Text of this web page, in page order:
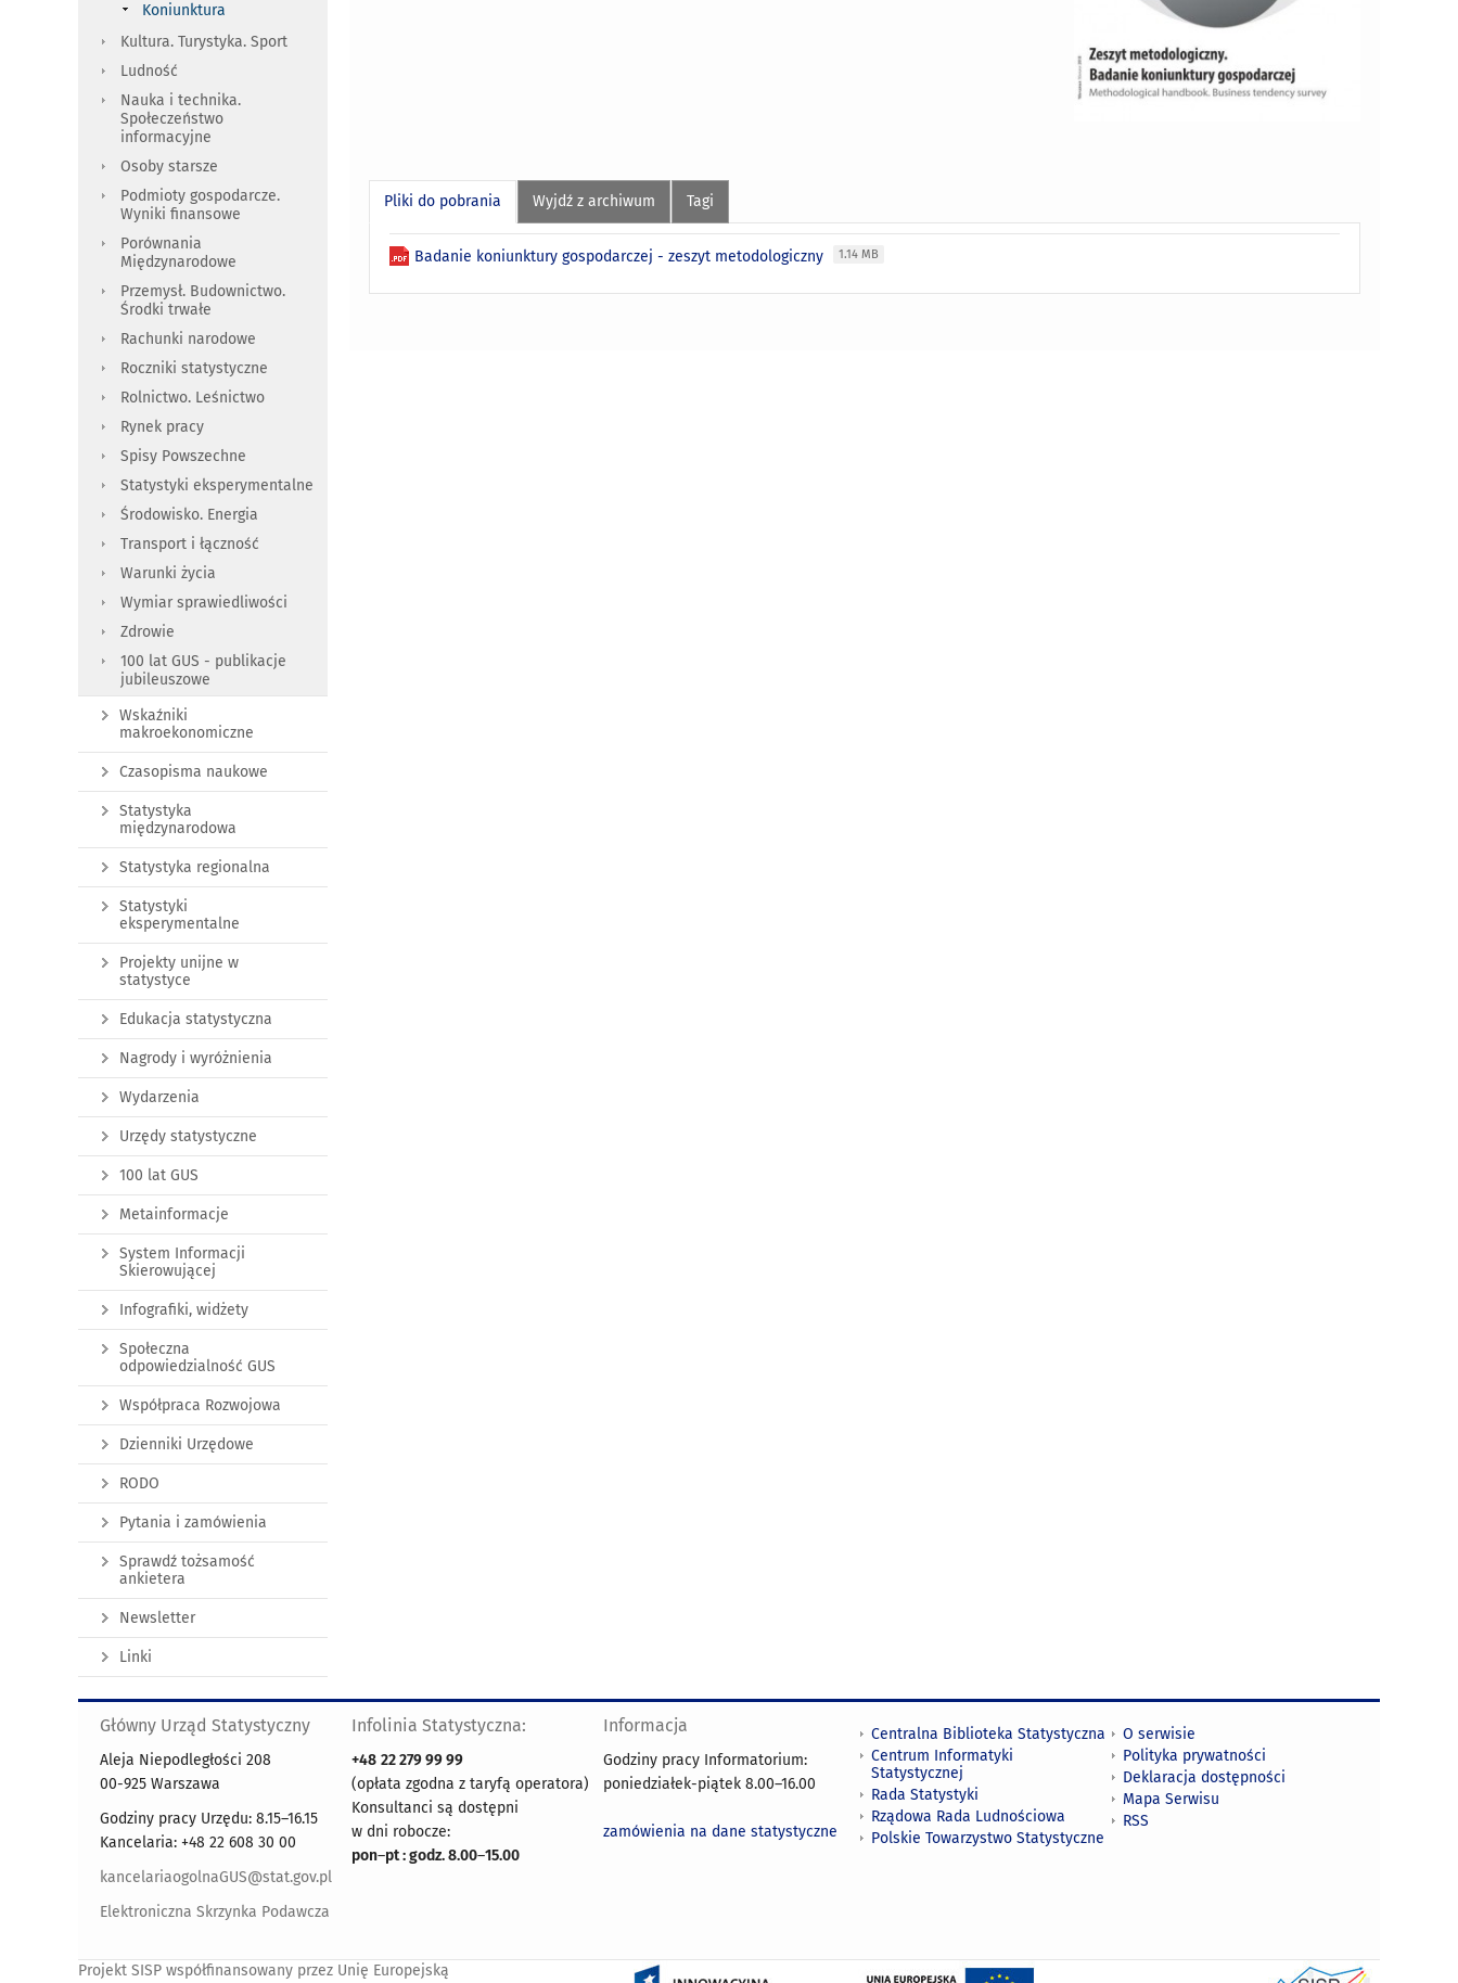
Pliki do pobrania Wyjdź z archiwum Tagi
Badanie koniunktury gospodarczej - zeszyt metodologiczny 1.14 MB
Koniunktura
Kultura. Turystyka. Sport
Ludność
Nauka i technika.
Społeczeństwo
informacyjne
Osoby starsze
Podmioty gospodarcze.
Wyniki finansowe
Porównania
Międzynarodowe
Przemysł. Budownictwo.
Środki trwałe
Rachunki narodowe
Roczniki statystyczne
Rolnictwo. Leśnictwo
Rynek pracy
Spisy Powszechne
Statystyki eksperymentalne
Środowisko. Energia
Transport i łączność
Warunki życia
Wymiar sprawiedliwości
Zdrowie
100 lat GUS - publikacje
jubileuszowe
Wskaźniki
makroekonomiczne
Czasopisma naukowe
Statystyka
międzynarodowa
Statystyka regionalna
Statystyki
eksperymentalne
Projekty unijne w
statystyce
Edukacja statystyczna
Nagrody i wyróżnienia
Wydarzenia
Urzędy statystyczne
100 lat GUS
Metainformacje
System Informacji
Skierowującej
Infografiki, widżety
Społeczna
odpowiedzialność GUS
Współpraca Rozwojowa
Dzienniki Urzędowe
RODO
Pytania i zamówienia
Sprawdź tożsamość
ankietera
Newsletter
Linki
Główny Urząd Statystyczny
Aleja Niepodległości 208
00-925 Warszawa
Godziny pracy Urzędu: 8.15–16.15
Kancelaria: +48 22 608 30 00
kancelariaogolnaGUS@stat.gov.pl
Elektroniczna Skrzynka Podawcza
Infolinia Statystyczna:
+48 22 279 99 99
(opłata zgodna z taryfą operatora)
Konsultanci są dostępni
w dni robocze:
pon–pt : godz. 8.00–15.00
Informacja
Godziny pracy Informatorium:
poniedziałek-piątek 8.00–16.00
zamówienia na dane statystyczne
Centralna Biblioteka Statystyczna
Centrum Informatyki
Statystycznej
Rada Statystyki
Rządowa Rada Ludnościowa
Polskie Towarzystwo Statystyczne
O serwisie
Polityka prywatności
Deklaracja dostępności
Mapa Serwisu
RSS
Projekt SISP współfinansowany przez Unię Europejską